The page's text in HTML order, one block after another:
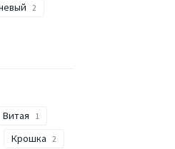
2
Витая 1
Крошка 2